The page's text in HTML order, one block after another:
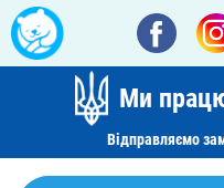
Ми
Відправляємо